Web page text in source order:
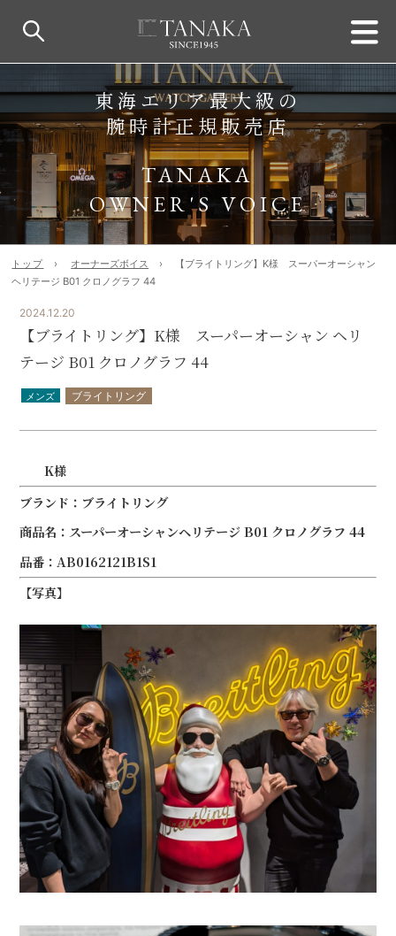
東海エリア最大級の
腕時計正規販売店
TANAKA
OWNER'S VOICE
トップ オーナーズボイス
【ブライトリング】K様 スーパーオーシャン
ヘリテージ B01 クロノグラフ 44
2024.12.20
【ブライトリング】K様 スーパーオーシャン ヘリ
テージ B01 クロノグラフ 44
メンズ ブライトリング
K様
ブランド：ブライトリング
商品名：スーパーオーシャンヘリテージ B01 クロノグラフ 44
品番：AB0162121B1S1
【写真】